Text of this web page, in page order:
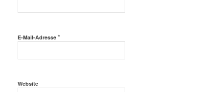
E-Mail-Adresse *
Website